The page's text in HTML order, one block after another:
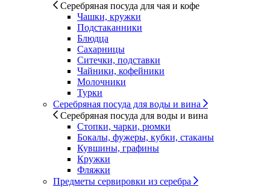
Серебряная посуда для чая и кофе
Чашки, кружки
Подстаканники
Блюдца
Сахарницы
Ситечки, подставки
Чайники, кофейники
Молочники
Турки
Серебряная посуда для воды и вина
Серебряная посуда для воды и вина
Стопки, чарки, рюмки
Бокалы, фужеры, кубки, стаканы
Кувшины, графины
Кружки
Фляжки
Предметы сервировки из серебра